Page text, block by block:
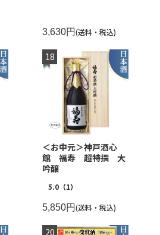
3,630円(送料・税込)
＜お中元＞神戸酒心
館 福寿 超特撰 大
吟醸
5.0 （1）
5,850円(送料・税込)